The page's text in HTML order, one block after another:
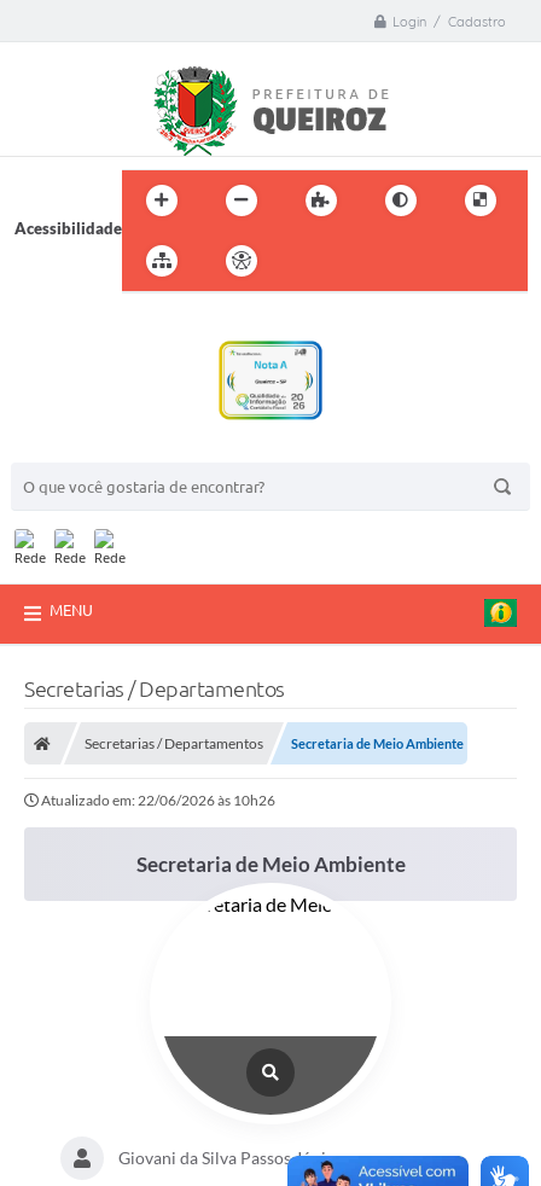
Login / Cadastro
Acessibilidade
MENU
Secretarias / Departamentos
Secretarias / Departamentos Secretaria de Meio Ambiente
Atualizado em: 22/06/2026 às 10h26
Secretaria de Meio Ambiente
Giovani da Silva Passos Júnior